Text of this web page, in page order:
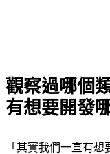
觀察過哪個
有想要開發
「其實我們一直有